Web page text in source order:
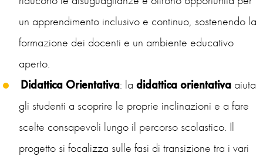
un apprendimento inclusivo e continuo, sostenendo la
formazione dei docenti e un ambiente educativo
aperto.
Didattica Orientativa: la didattica orientativa aiuta
gli studenti a scoprire le proprie inclinazioni e a fare
scelte consapevoli lungo il percorso scolastico. Il
progetto si focalizza sulle fasi di transizione tra i vari